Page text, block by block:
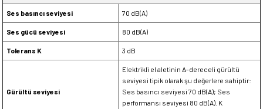
Ses basıncı seviyesi 70 dB(A)
Ses gücü seviyesi 80 dB(A)
Tolerans K 3 dB
Gürültü seviyesi
Elektrikli el aletinin A-dereceli gürültü
seviyesi tipik olarak şu değerlere sahiptir:
Ses basıncı seviyesi 70 dB(A); Ses
performansı seviyesi 80 dB(A). K